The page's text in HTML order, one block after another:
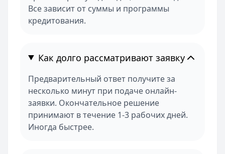
Все зависит от суммы и программы
кредитования.
Как долго рассматривают заявку
Предварительный ответ получите за
несколько минут при подаче онлайн-
заявки. Окончательное решение
принимают в течение 1-3 рабочих дней.
Иногда быстрее.